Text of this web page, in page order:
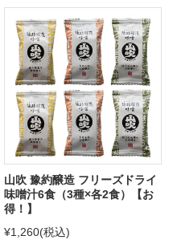
山吹 豫約醸造 フリーズドライ
味噌汁6食（3種×各2食）【お
得！】
¥1,260(税込)